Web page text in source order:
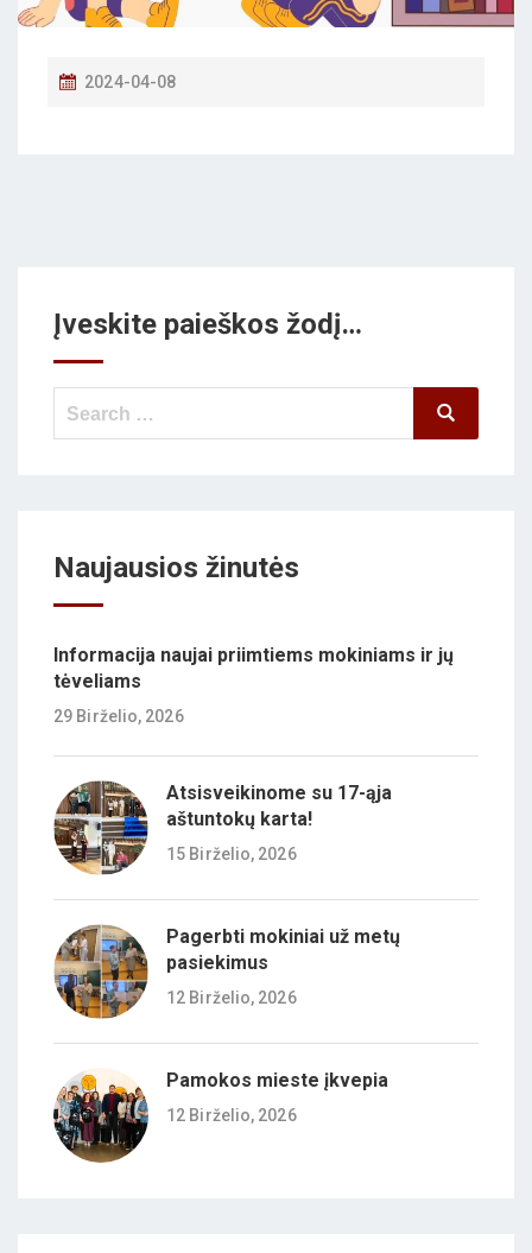
P
2024-04-08
Įveskite paieškos žodį…
Search
Search
Naujausios žinutės
Informacija naujai priimtiems mokiniams ir jų
tėveliams
29 Birželio, 2026
Atsisveikinome su 17-ąja
aštuntokų karta!
15 Birželio, 2026
Pagerbti mokiniai už metų
pasiekimus
12 Birželio, 2026
Pamokos mieste įkvepia
12 Birželio, 2026